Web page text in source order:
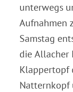
unterwegs
Aufnahmen
Samstag
die Allacher
Klappertopf
Natternkopf